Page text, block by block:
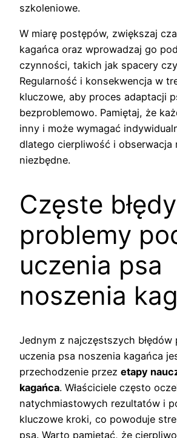
szkoleniowe.
W miarę postępów, zwiększaj
kagańca oraz wprowadzaj go
czynności, takich jak spacery
Regularność i konsekwencja w
kluczowe, aby proces adaptacji
bezproblemowo. Pamiętaj, że
inny i może wymagać
dlatego cierpliwość i obserwacja
niezbędne.
Częste
problemy
uczenia psa
noszenia
Jednym z najczęstszych błędów
uczenia psa noszenia kagańca
przechodzenie przez etapy
kagańca. Właściciele często
natychmiastowych rezultatów i
kluczowe kroki, co powoduje
psa. Warto pamiętać, że